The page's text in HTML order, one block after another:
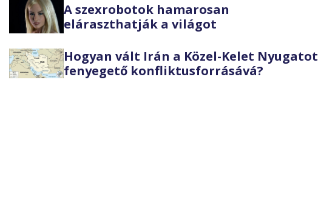
A szexrobotok hamarosan
eláraszthatják a világot
Hogyan vált Irán a Közel-Kelet Nyugatot
fenyegető konfliktusforrásává?